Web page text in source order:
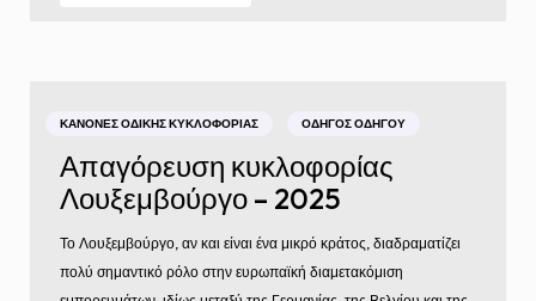
ΚΑΝΌΝΕΣ ΟΔΙΚΉΣ ΚΥΚΛΟΦΟΡΊΑΣ ΟΔΗΓΌΣ ΟΔΗΓΟΎ
Απαγόρευση κυκλοφορίας
Λουξεμβούργο – 2025
Το Λουξεμβούργο, αν και είναι ένα μικρό κράτος, διαδραματίζει
πολύ σημαντικό ρόλο στην ευρωπαϊκή διαμετακόμιση